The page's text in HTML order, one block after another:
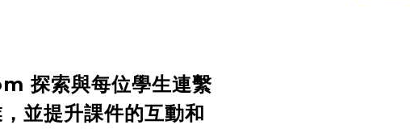
探索與每位學生連繫
並提升課件的互動和